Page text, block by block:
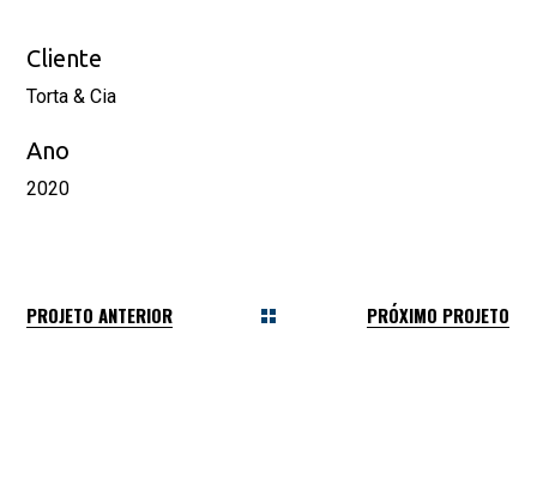
Cliente
Torta & Cia
Ano
2020
PROJETO ANTERIOR PRÓXIMO PROJETO